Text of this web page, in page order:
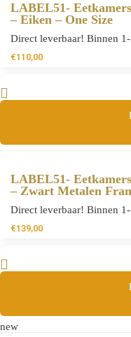
LABEL51-
– Eiken – One Size
Direct leverbaar! Binnen
€110,00
LABEL51-
– Zwart Metalen
Direct leverbaar! Binnen
€139,00
new